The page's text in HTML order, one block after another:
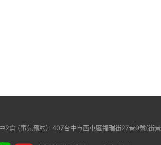
2倉 (事先預約): 407台中市西屯區福瑞街27巷9號(街景